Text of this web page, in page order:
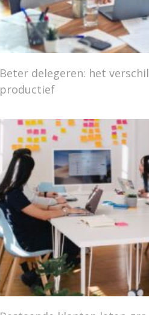
Beter delegeren: het
productief